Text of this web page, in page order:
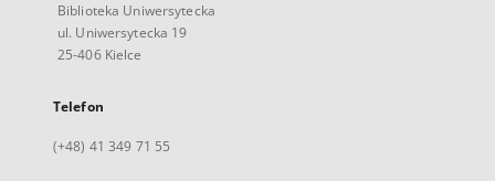
Biblioteka Uniwersytecka
ul. Uniwersytecka 19
25-406 Kielce
Telefon
(+48) 41 349 71 55